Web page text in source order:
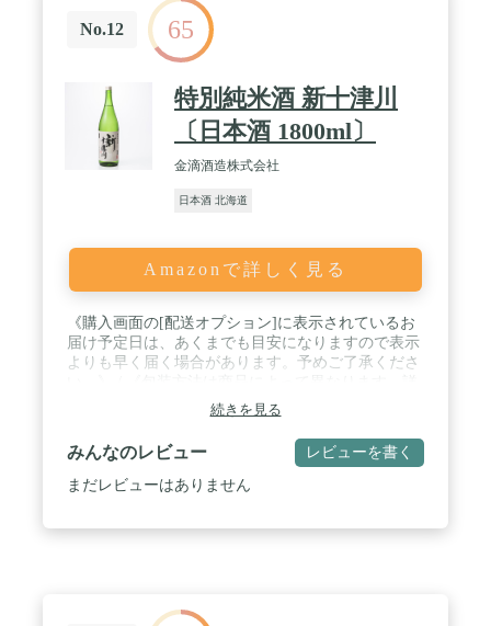
No.12 65
特別純米酒 新十津川
〔日本酒 1800ml〕
金滴酒造株式会社
日本酒 北海道
Amazonで詳しく見る
《購入画面の[配送オプション]に表示されているお
届け予定日は、あくまでも目安になりますので表示
よりも早く届く場合があります。予めご了承くださ
しくはお問合せ下さい。》 / 【数量・内容】1,800ml
【原材料】米(国産)、米こうじ(国産米) 16度 【特記
事項】特別純米酒 【お届け方法】常温 ※未成年者
の酒類の購入や飲酒は法律で禁じられています。
続きを見る
みんなのレビュー レビューを書く
まだレビューはありません